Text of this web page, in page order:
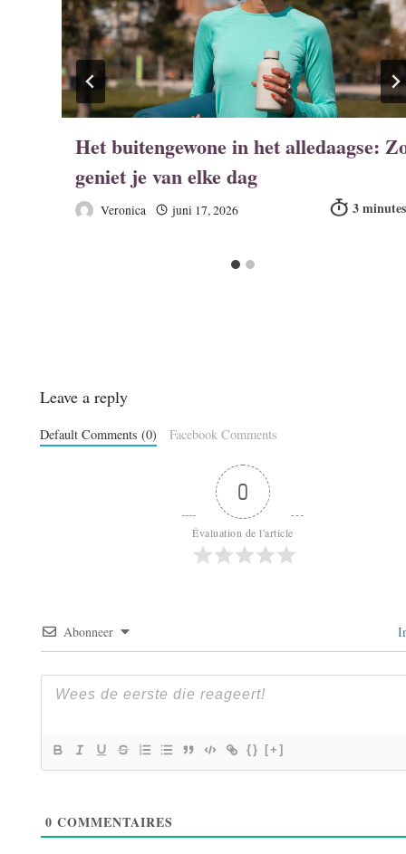
Het buitengewone in het alledaagse:
geniet je van elke dag
Veronica juni 17, 2026
Leave a reply
Default Comments (0) Facebook Comments
0
Évaluation de l'article
Abonneer
{} [+]
0 COMMENTAIRES